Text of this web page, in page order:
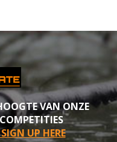
VAN ONZE
UP HERE